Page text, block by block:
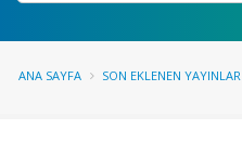
ANA SAYFA SON EKLENEN YAYINLAR